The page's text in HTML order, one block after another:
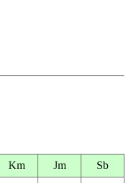
Km Jm Sb